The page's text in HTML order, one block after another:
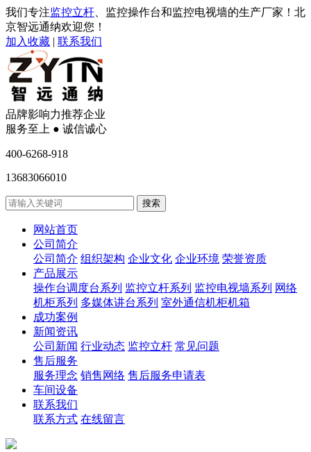
我们专注监控立杆 、监控操作台和监控电视墙的生产厂家！北
京智远通纳欢迎您！
加入收藏 | 联系我们
品牌影响力推荐企业
服务至上 ● 诚信诚心
400-6268-918
13683066010
网站首页
公司简介
公司简介 组织架构 企业文化 企业环境 荣誉资质
产品展示
操作台调度台系列 监控立杆系列 监控电视墙系列 网络
机柜系列 多媒体讲台系列 室外通信机柜机箱
成功案例
新闻资讯
公司新闻 行业动态 监控立杆 常见问题
售后服务
服务理念 销售网络 售后服务申请表
车间设备
联系我们
联系方式 在线留言